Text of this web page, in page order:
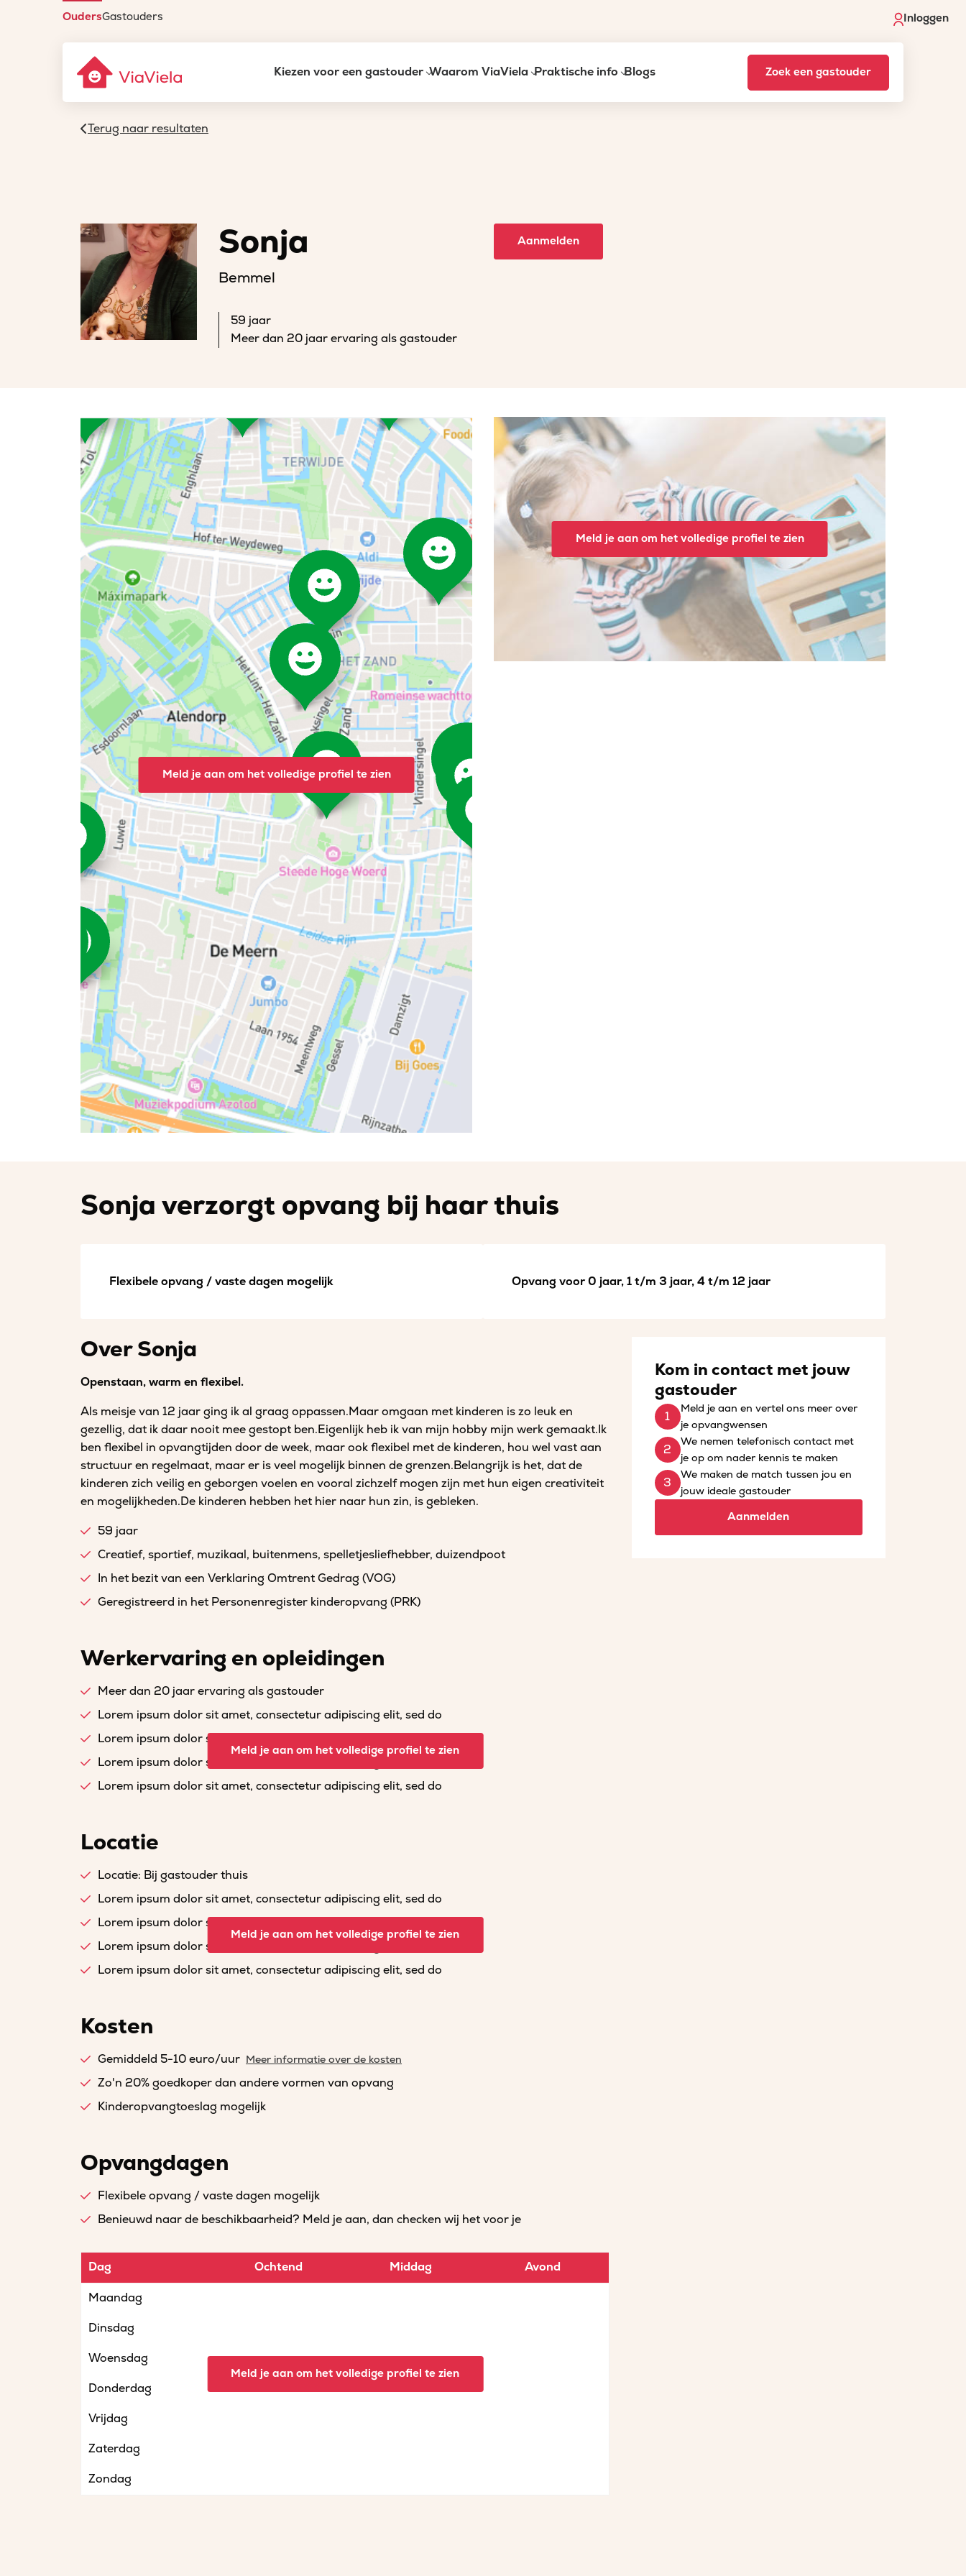
OudersGastouders Inloggen
Kiezen voor een gastouder Waarom ViaViela Praktische info Blogs Zoek een gastouder
Terug naar resultaten
Sonja
Bemmel
59 jaar
Meer dan 20 jaar ervaring als gastouder
Aanmelden
Meld je aan om het volledige profiel te zien
Meld je aan om het volledige profiel te zien
Sonja verzorgt opvang bij haar thuis
Flexibele opvang / vaste dagen mogelijk Opvang voor 0 jaar, 1 t/m 3 jaar, 4 t/m 12 jaar
Over Sonja
Openstaan, warm en flexibel.
Als meisje van 12 jaar ging ik al graag oppassen.Maar omgaan met kinderen is zo leuk en
gezellig, dat ik daar nooit mee gestopt ben.Eigenlijk heb ik van mijn hobby mijn werk gemaakt.Ik
ben flexibel in opvangtijden door de week, maar ook flexibel met de kinderen, hou wel vast aan
structuur en regelmaat, maar er is veel mogelijk binnen de grenzen.Belangrijk is het, dat de
kinderen zich veilig en geborgen voelen en vooral zichzelf mogen zijn met hun eigen creativiteit
en mogelijkheden.De kinderen hebben het hier naar hun zin, is gebleken.
59 jaar
Creatief, sportief, muzikaal, buitenmens, spelletjesliefhebber, duizendpoot
In het bezit van een Verklaring Omtrent Gedrag (VOG)
Geregistreerd in het Personenregister kinderopvang (PRK)
Kom in contact met jouw
gastouder
Meld je aan en vertel ons meer over
je opvangwensen
We nemen telefonisch contact met
je op om nader kennis te maken
We maken de match tussen jou en
jouw ideale gastouder
Aanmelden
Werkervaring en opleidingen
Meer dan 20 jaar ervaring als gastouder
Lorem ipsum dolor sit amet, consectetur adipiscing elit, sed do
Lorem ipsum dolor sit amet, consectetur adipiscing elit, sed do
Lorem ipsum dolor sit amet, consectetur adipiscing elit, sed do
Lorem ipsum dolor sit amet, consectetur adipiscing elit, sed do
Meld je aan om het volledige profiel te zien
Locatie
Locatie: Bij gastouder thuis
Lorem ipsum dolor sit amet, consectetur adipiscing elit, sed do
Lorem ipsum dolor sit amet, consectetur adipiscing elit, sed do
Lorem ipsum dolor sit amet, consectetur adipiscing elit, sed do
Lorem ipsum dolor sit amet, consectetur adipiscing elit, sed do
Meld je aan om het volledige profiel te zien
Kosten
Gemiddeld 5-10 euro/uur Meer informatie over de kosten
Zo'n 20% goedkoper dan andere vormen van opvang
Kinderopvangtoeslag mogelijk
Opvangdagen
Flexibele opvang / vaste dagen mogelijk
Benieuwd naar de beschikbaarheid? Meld je aan, dan checken wij het voor je
Dag Ochtend Middag Avond
Maandag
Dinsdag
Woensdag
Donderdag
Vrijdag
Zaterdag
Zondag
Meld je aan om het volledige profiel te zien